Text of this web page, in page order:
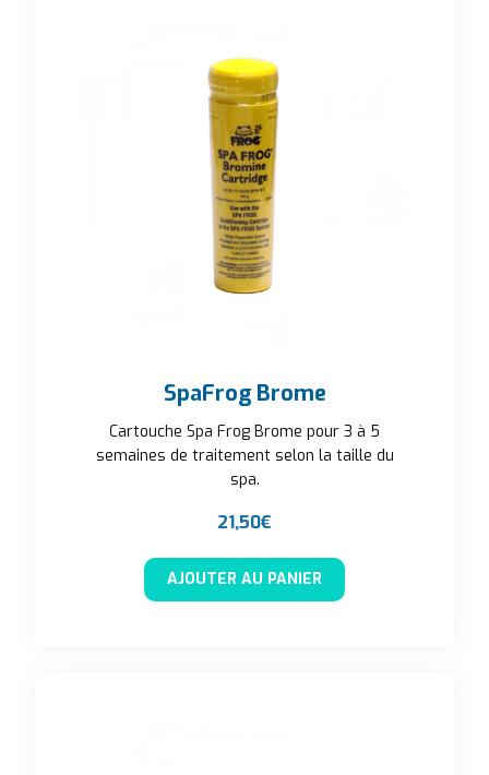
SpaFrog Brome
Cartouche Spa Frog Brome pour 3 à 5
semaines de traitement selon la taille du
spa.
21,50€
AJOUTER AU PANIER